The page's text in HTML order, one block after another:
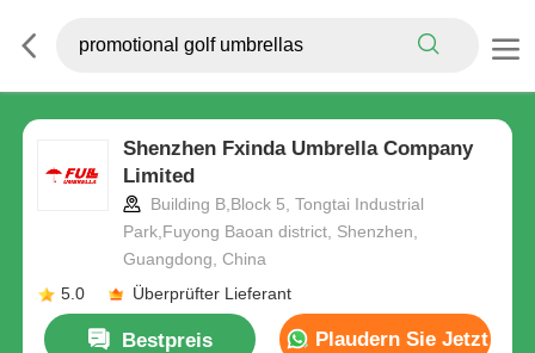
Shenzhen Fxinda Umbrella Company
Limited
Building B,Block 5, Tongtai Industrial
Park,Fuyong Baoan district, Shenzhen,
Guangdong, China
5.0
Überprüfter Lieferant
Bestpreis Plaudern Sie Jetzt